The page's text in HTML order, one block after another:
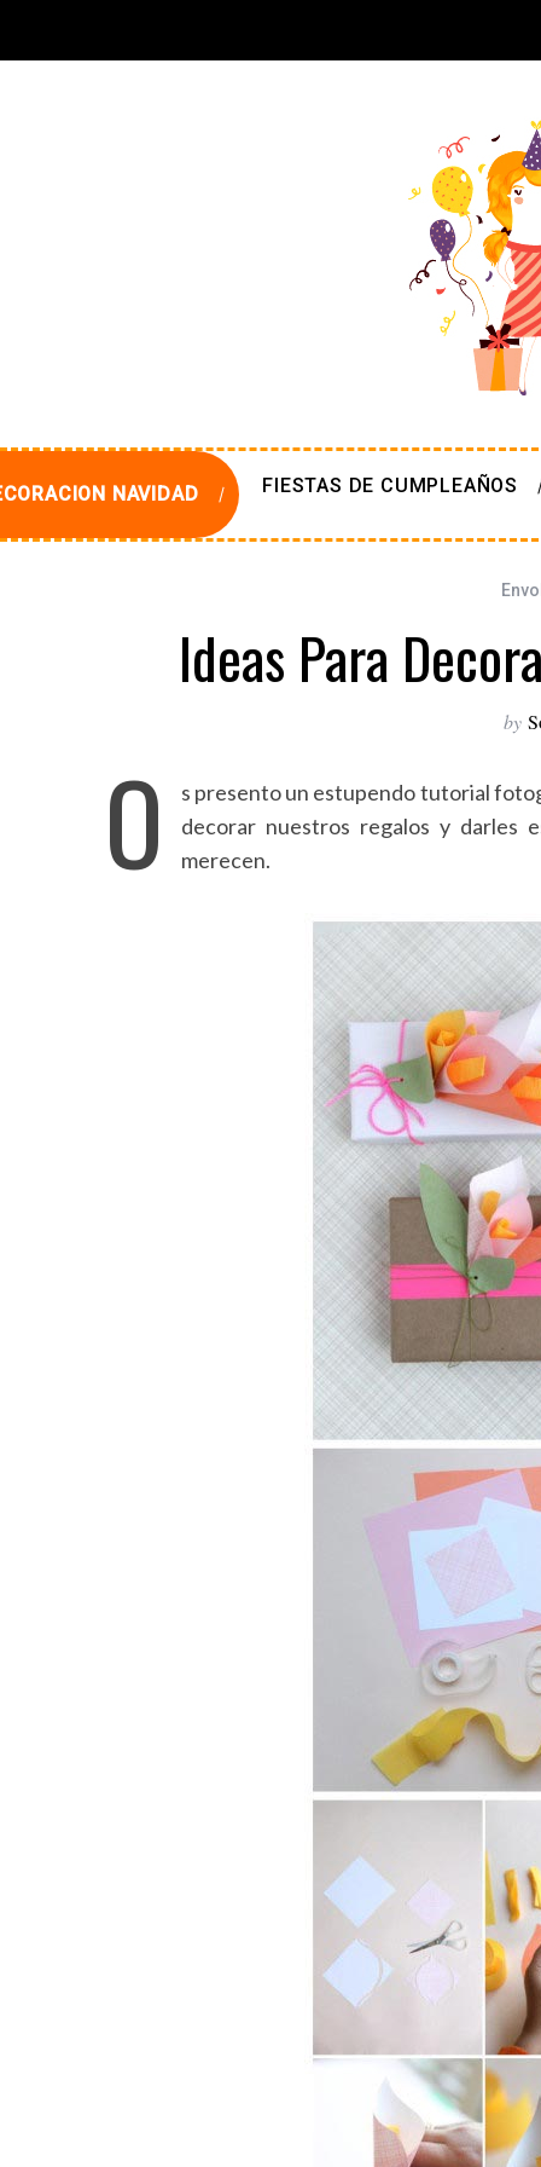
NAVIDAD FIESTAS DE CUMPLEAÑOS
Ideas Para
by
O
s presento un estupendo tutorial
decorar nuestros regalos y darles
merecen.